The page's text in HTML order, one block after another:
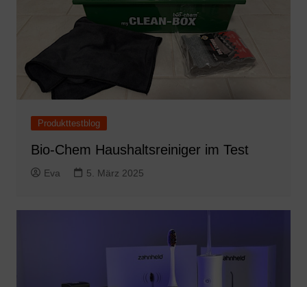
Produkttestblog
Bio-Chem Haushaltsreiniger im Test
Eva 5. März 2025